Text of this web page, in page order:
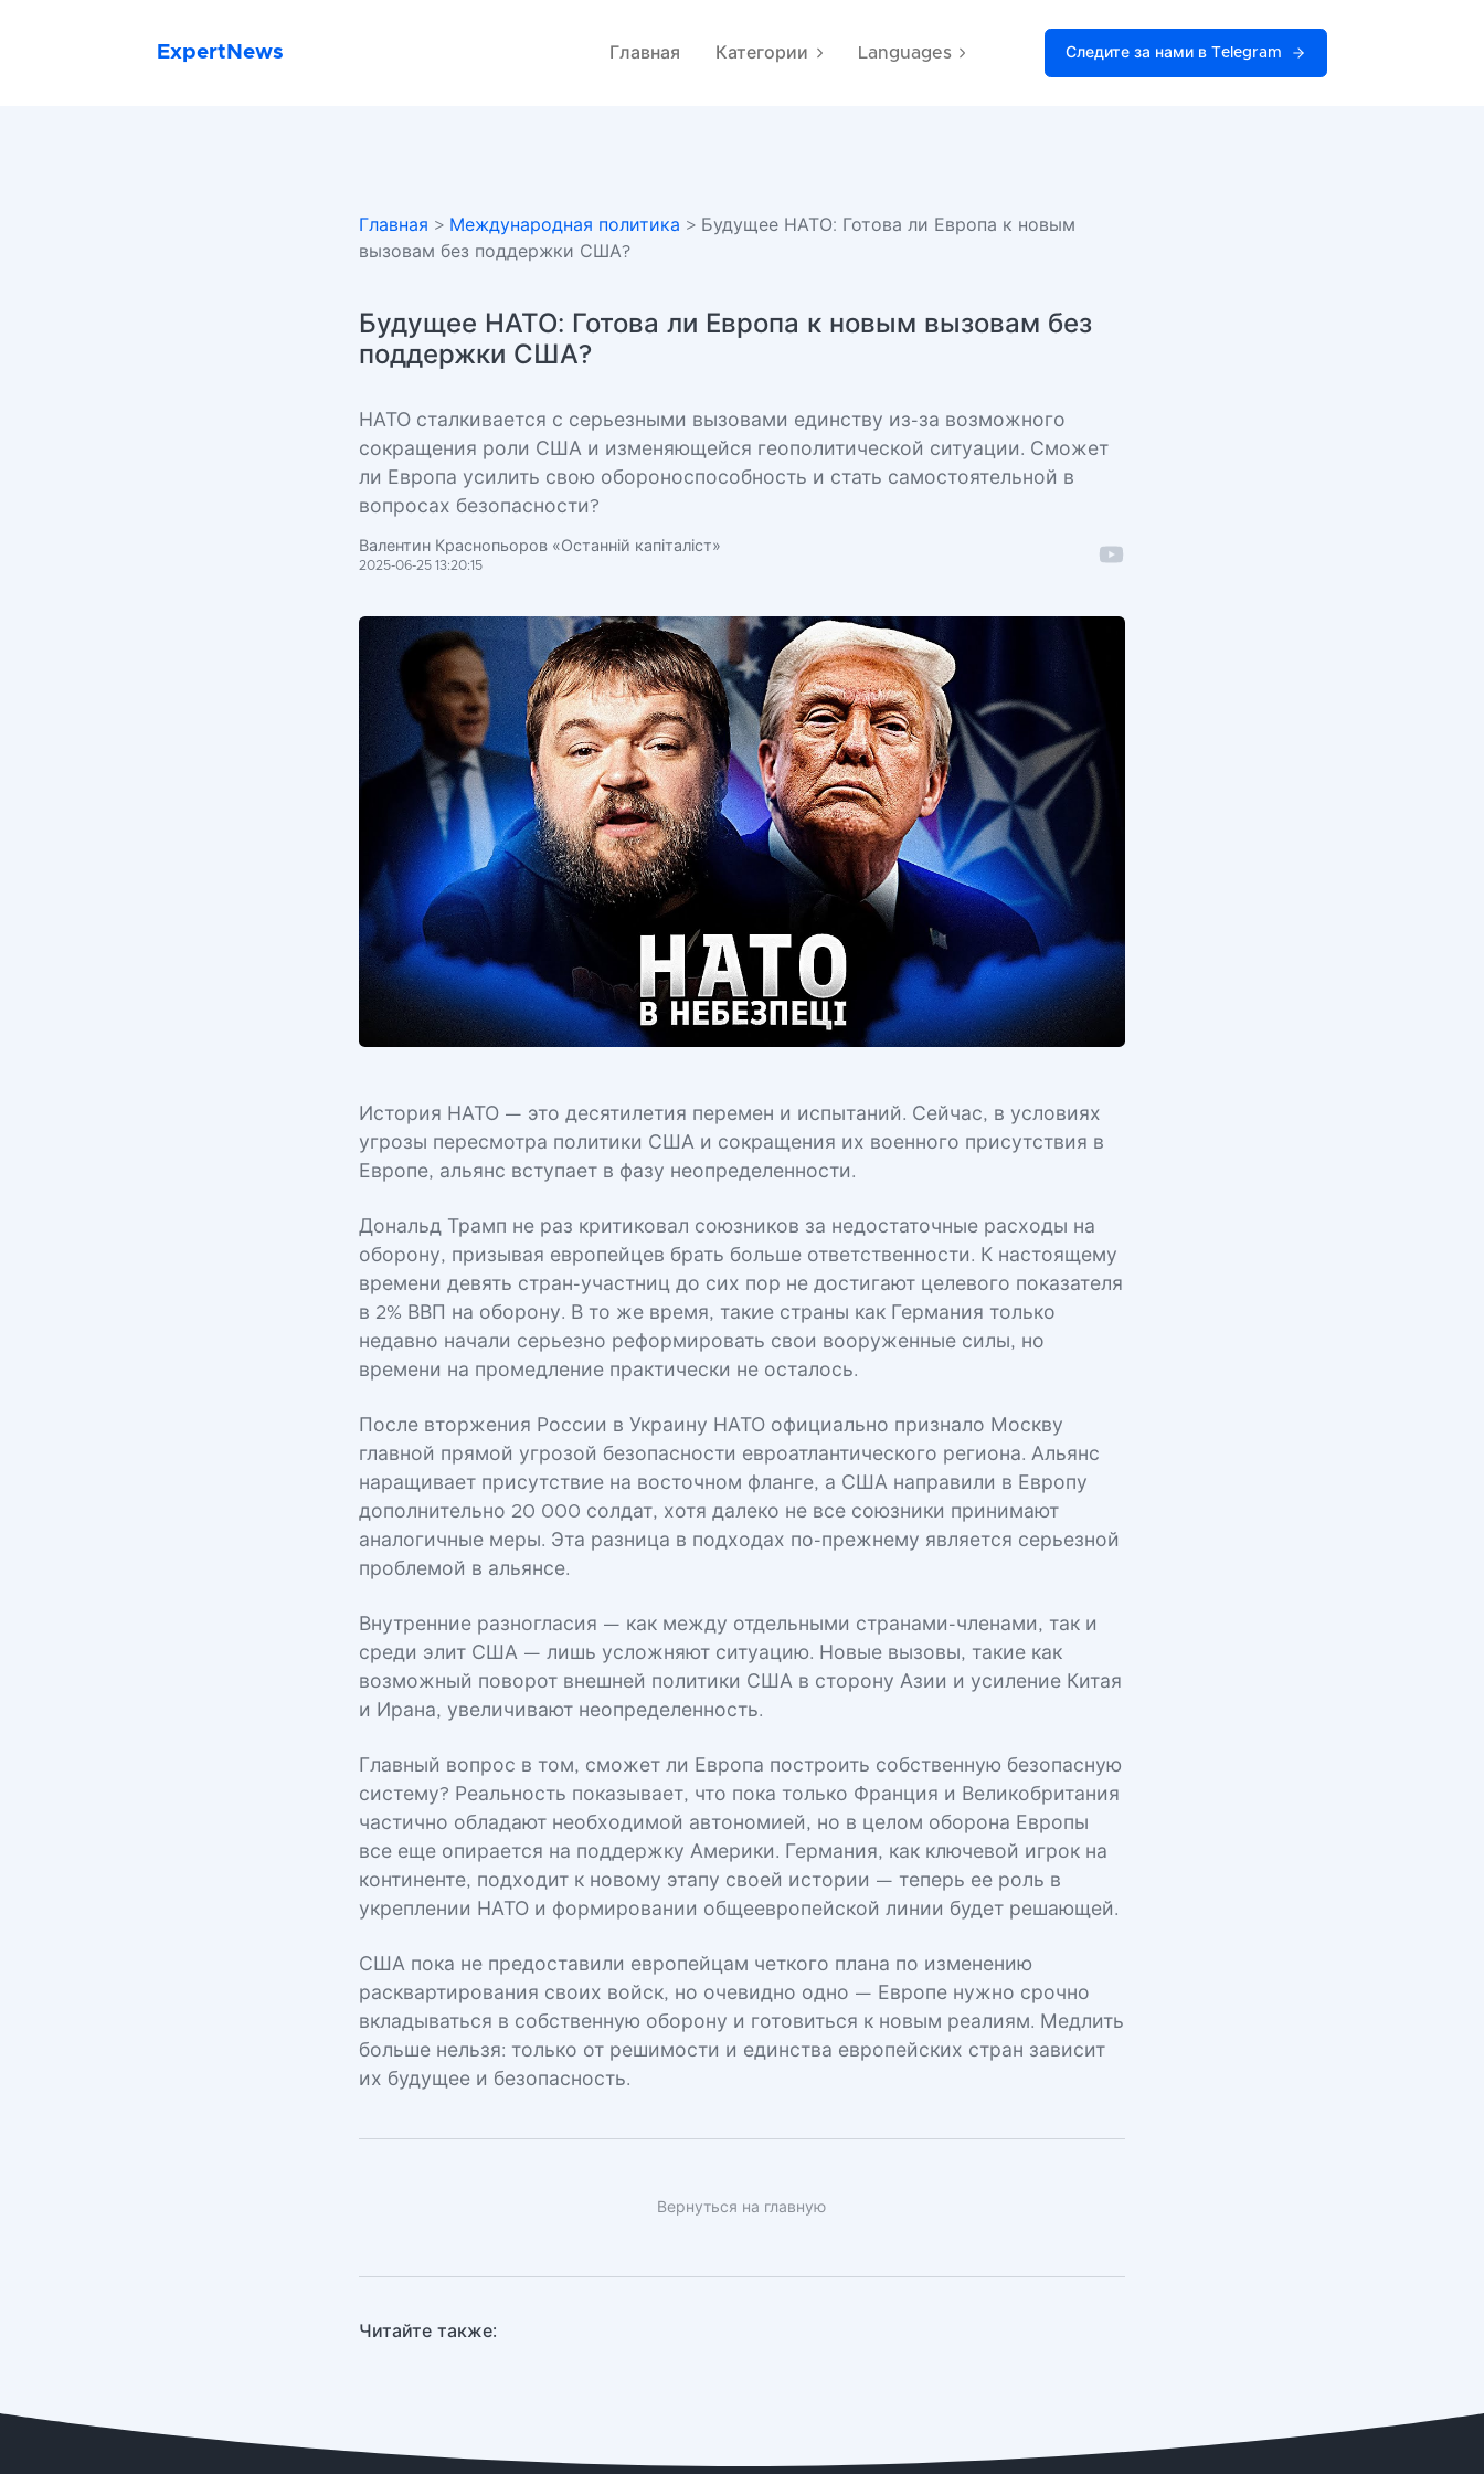
ExpertNews Главная Категории Languages Следите за нами в Telegram
Главная > Международная политика > Будущее НАТО: Готова ли Европа к новым
вызовам без поддержки США?
Будущее НАТО: Готова ли Европа к новым вызовам без
поддержки США?
НАТО сталкивается с серьезными вызовами единству из-за возможного
сокращения роли США и изменяющейся геополитической ситуации. Сможет
ли Европа усилить свою обороноспособность и стать самостоятельной в
вопросах безопасности?
Валентин Краснопьоров «Останній капіталіст»
2025-06-25 13:20:15
История НАТО — это десятилетия перемен и испытаний. Сейчас, в условиях
угрозы пересмотра политики США и сокращения их военного присутствия в
Европе, альянс вступает в фазу неопределенности.
Дональд Трамп не раз критиковал союзников за недостаточные расходы на
оборону, призывая европейцев брать больше ответственности. К настоящему
времени девять стран-участниц до сих пор не достигают целевого показателя
в 2% ВВП на оборону. В то же время, такие страны как Германия только
недавно начали серьезно реформировать свои вооруженные силы, но
времени на промедление практически не осталось.
После вторжения России в Украину НАТО официально признало Москву
главной прямой угрозой безопасности евроатлантического региона. Альянс
наращивает присутствие на восточном фланге, а США направили в Европу
дополнительно 20 000 солдат, хотя далеко не все союзники принимают
аналогичные меры. Эта разница в подходах по-прежнему является серьезной
проблемой в альянсе.
Внутренние разногласия — как между отдельными странами-членами, так и
среди элит США — лишь усложняют ситуацию. Новые вызовы, такие как
возможный поворот внешней политики США в сторону Азии и усиление Китая
и Ирана, увеличивают неопределенность.
Главный вопрос в том, сможет ли Европа построить собственную безопасную
систему? Реальность показывает, что пока только Франция и Великобритания
частично обладают необходимой автономией, но в целом оборона Европы
все еще опирается на поддержку Америки. Германия, как ключевой игрок на
континенте, подходит к новому этапу своей истории — теперь ее роль в
укреплении НАТО и формировании общеевропейской линии будет решающей.
США пока не предоставили европейцам четкого плана по изменению
расквартирования своих войск, но очевидно одно — Европе нужно срочно
вкладываться в собственную оборону и готовиться к новым реалиям. Медлить
больше нельзя: только от решимости и единства европейских стран зависит
их будущее и безопасность.
Вернуться на главную
Читайте также: